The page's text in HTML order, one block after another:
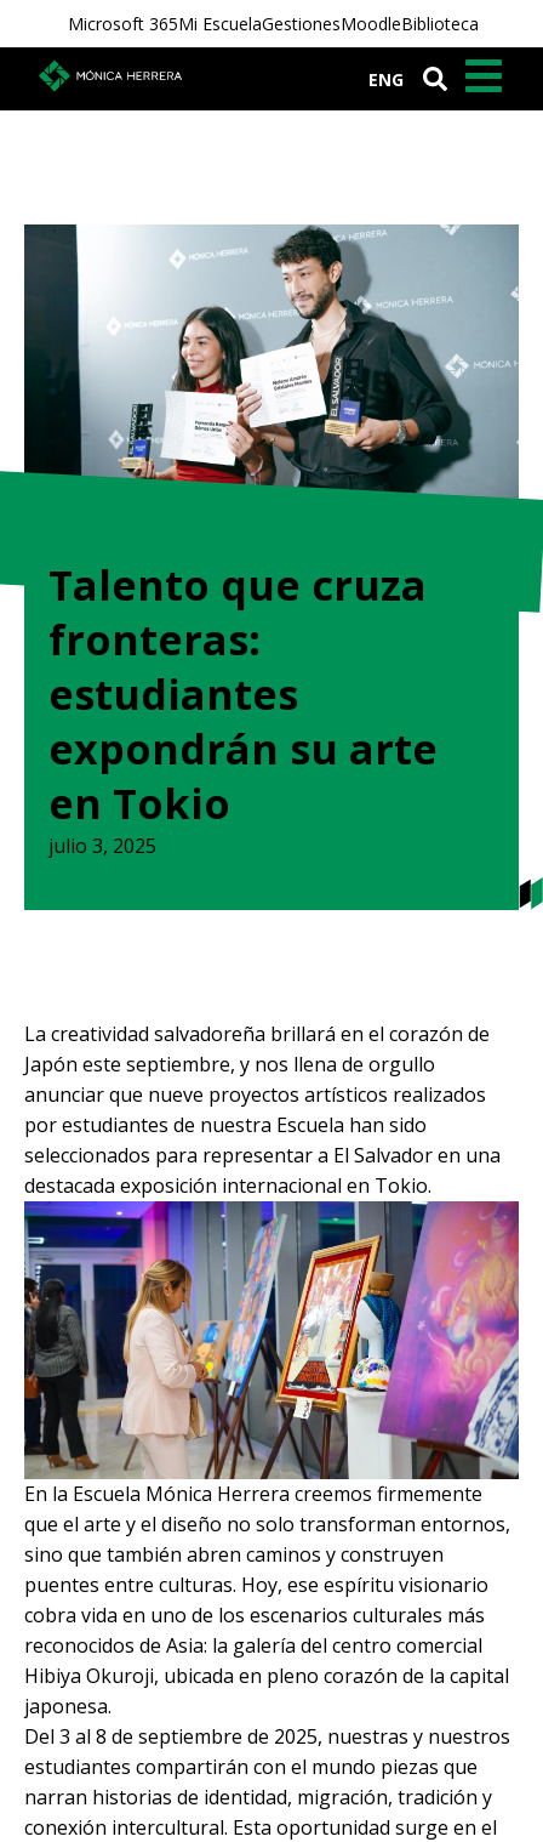
Microsoft 365Mi EscuelaGestionesMoodleBiblioteca
ENG
Talento que cruza
fronteras:
estudiantes
expondrán su arte
en Tokio
julio 3, 2025
La creatividad salvadoreña brillará en el corazón de
Japón este septiembre, y nos llena de orgullo
anunciar que nueve proyectos artísticos realizados
por estudiantes de nuestra Escuela han sido
seleccionados para representar a El Salvador en una
destacada exposición internacional en Tokio.
En la Escuela Mónica Herrera creemos firmemente
que el arte y el diseño no solo transforman entornos,
sino que también abren caminos y construyen
puentes entre culturas. Hoy, ese espíritu visionario
cobra vida en uno de los escenarios culturales más
reconocidos de Asia: la galería del centro comercial
Hibiya Okuroji, ubicada en pleno corazón de la capital
japonesa.
Del 3 al 8 de septiembre de 2025, nuestras y nuestros
estudiantes compartirán con el mundo piezas que
narran historias de identidad, migración, tradición y
conexión intercultural. Esta oportunidad surge en el